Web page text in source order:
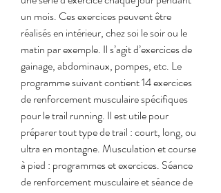
un mois. Ces exercices peuvent être
réalisés en intérieur, chez soi le soir ou le
matin par exemple. Il s’agit d’exercices de
gainage, abdominaux, pompes, etc. Le
programme suivant contient 14 exercices
de renforcement musculaire spécifiques
pour le trail running. Il est utile pour
préparer tout type de trail : court, long, ou
ultra en montagne. Musculation et course
à pied : programmes et exercices. Séance
de renforcement musculaire et séance de